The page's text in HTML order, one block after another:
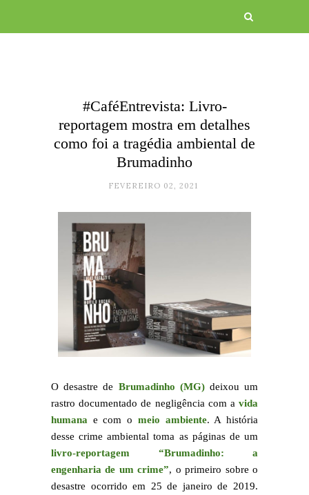
#CaféEntrevista: Livro-
reportagem mostra em detalhes
como foi a tragédia ambiental de
Brumadinho
FEVEREIRO 02, 2021
O desastre de Brumadinho (MG)deixou um
rastro documentado de negligência com a vida
humana e com o meio ambiente. A história
desse crime ambiental toma as páginas de um
livro-reportagem “Brumadinho: a
engenharia de um crime”, o primeiro sobre o
desastre ocorrido em 25 de janeiro de 2019.